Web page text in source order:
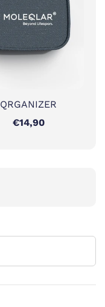
QRGANIZER
€14,90
a